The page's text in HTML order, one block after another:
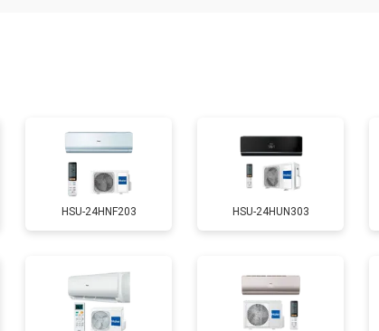
HSU-24HNF203 HSU-24HUN303